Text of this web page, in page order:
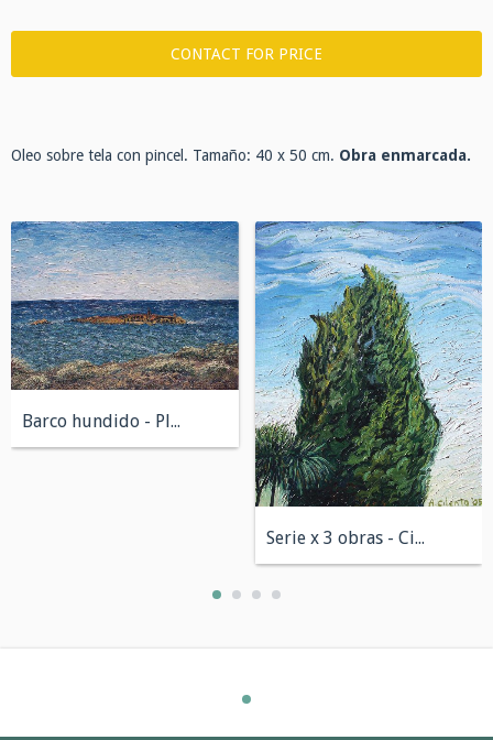
Oleo sobre tela con pincel. Tamaño: 40 x 50 cm. Obra enmarcada.
Barco hundido - Playa Parana, Chubut 30...
Serie x 3 obras - Cipres 50 x 40 cm